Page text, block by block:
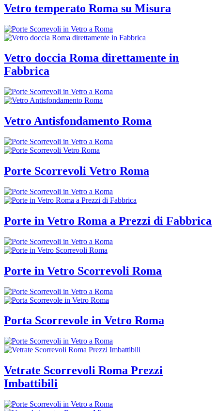
Vetro temperato Roma su Misura
Vetro doccia Roma direttamente in
Fabbrica
Vetro Antisfondamento Roma
Porte Scorrevoli Vetro Roma
Porte in Vetro Roma a Prezzi di Fabbrica
Porte in Vetro Scorrevoli Roma
Porta Scorrevole in Vetro Roma
Vetrate Scorrevoli Roma Prezzi
Imbattibili